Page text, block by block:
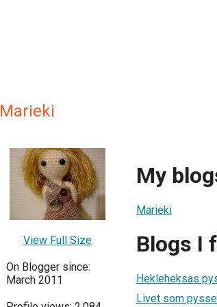
Marieki
View Full Size
On Blogger since:
March 2011
My
Marieki
Blogs I
Hekleheksas
Livet som